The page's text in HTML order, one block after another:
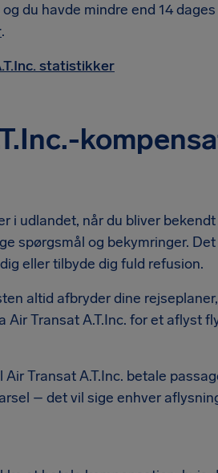
du havde mindre end 14
.
statistikker
i udlandet, når du bliver
spørgsmål og bekymringer.
eller tilbyde dig fuld refusion.
altid afbryder dine
Transat A.T.Inc. for et aflyst
Transat A.T.Inc. betale
– det vil sige enhver